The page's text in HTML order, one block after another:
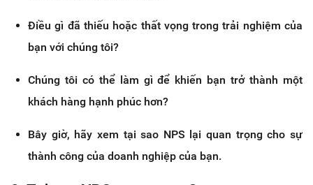
Điều gì đã thiếu hoặc thất vọng trong trải nghiệm của
bạn với chúng tôi?
Chúng tôi có thể làm gì để khiến bạn trở thành một
khách hàng hạnh phúc hơn?
Bây giờ, hãy xem tại sao NPS lại quan trọng cho sự
thành công của doanh nghiệp của bạn.